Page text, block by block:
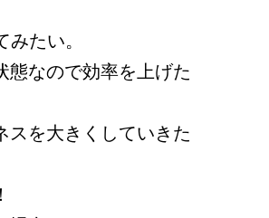
たい。
態なので効率を上げた
スを大きくしていきた